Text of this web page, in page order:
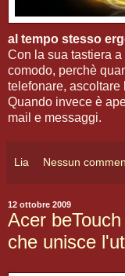
al tempo stesso
Con la sua tastiera
comodo, perchè
telefonare, ascoltare
Quando invece è
mail e messaggi.
Lia Nessun
12 ottobre 2009
Acer
che unisce